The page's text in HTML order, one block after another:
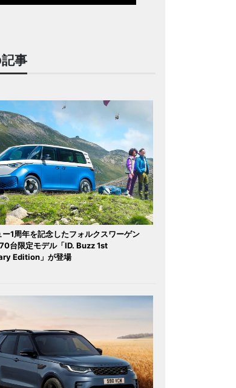
事
ー1周年を記念したフォルクスワーゲン
台限定モデル「ID. Buzz 1st
Edition」が登場